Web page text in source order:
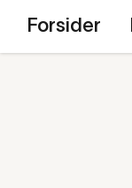
Forsider